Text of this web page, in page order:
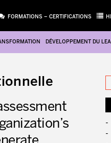
FORMATIONS – CERTIFICATIONS
DÉVELOPPEMENT DU